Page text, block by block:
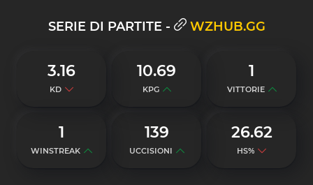
SERIE DI PARTITE - WZHUB.GG
3.16
KD
10.69
KPG
1
VITTORIE
1
WINSTREAK
139
UCCISIONI
26.62
HS%